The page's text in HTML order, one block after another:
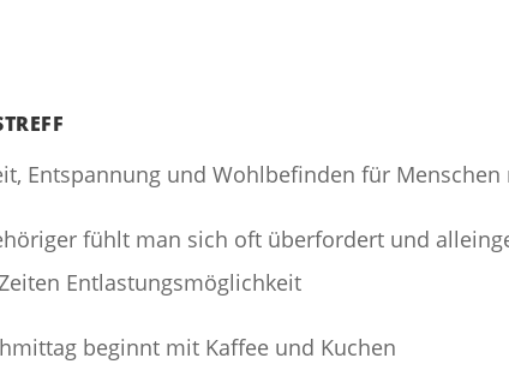
Entspannung und Wohlbefinden für Menschen
fühlt man sich oft überfordert und
Entlastungsmöglichkeit
beginnt mit Kaffee und Kuchen